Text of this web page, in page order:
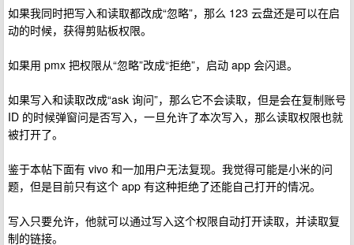
如果我同时把写入和读取都改成“忽略”，那么 123 云盘还是可以在启
动的时候，获得剪贴板权限。
如果用 pmx 把权限从“忽略”改成“拒绝”，启动 app 会闪退。
如果写入和读取改成“ask 询问”，那么它不会读取，但是会在复制账号
ID 的时候弹窗问是否写入，一旦允许了本次写入，那么读取权限也就
被打开了。
鉴于本帖下面有 vivo 和一加用户无法复现。我觉得可能是小米的问
题，但是目前只有这个 app 有这种拒绝了还能自己打开的情况。
写入只要允许，他就可以通过写入这个权限自动打开读取，并读取复
制的链接。